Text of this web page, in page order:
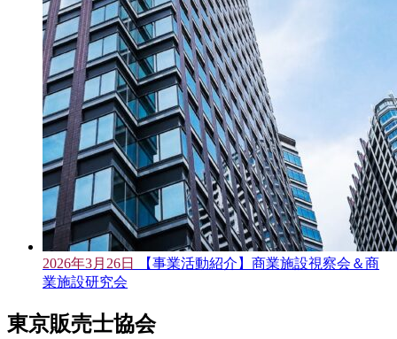
2026年3月26日
【事業活動紹介】商業施設視察会＆商
業施設研究会
東京販売士協会